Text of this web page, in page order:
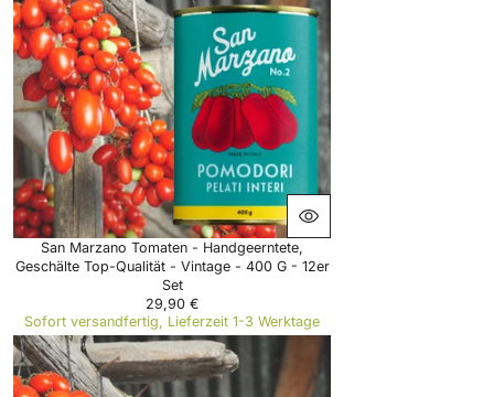
R
P
R
I
C
E
1
5
,
2
0
€
San Marzano Tomaten - Handgeerntete,
Geschälte Top-Qualität - Vintage - 400 G - 12er
Set
R
E
G
U
L
29,90 €
Sofort versandfertig, Lieferzeit 1-3 Werktage